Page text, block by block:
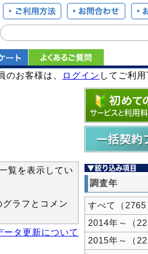
のお客様は、 ログイン してご利用
覧を表示してい
ラフとコメン
ータ更新について
調査年
すべて（2765
2014年～（
2015年～（